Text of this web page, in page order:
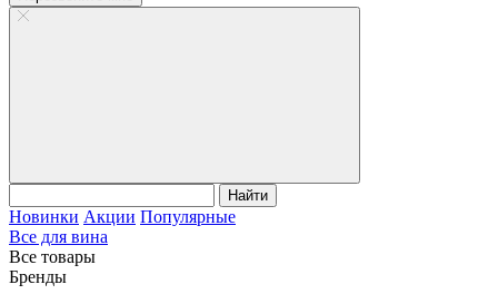
Найти
Новинки Акции Популярные
Все для вина
Все товары
Бренды